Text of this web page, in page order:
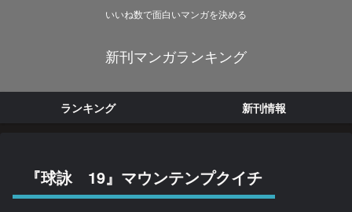
いいね数で面白いマンガを決める
新刊マンガランキング
ランキング 新刊情報
『球詠 19』マウンテンプクイチ